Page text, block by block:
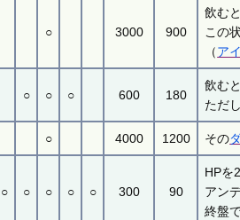
○ 3000 900
飲む
この
（ア
○ ○ ○ 600 180
飲む
ただ
○ 4000 1200 その
○ ○ ○ ○ ○ 300 90
HPを
アン
終盤